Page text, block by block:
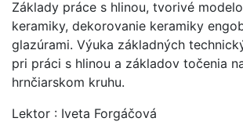
Základy práce s hlinou, tvorivé
keramiky, dekorovanie keramiky
glazúrami. Výuka základných
pri práci s hlinou a základov točenia
hrnčiarskom kruhu.
Lektor : Iveta Forgáčová